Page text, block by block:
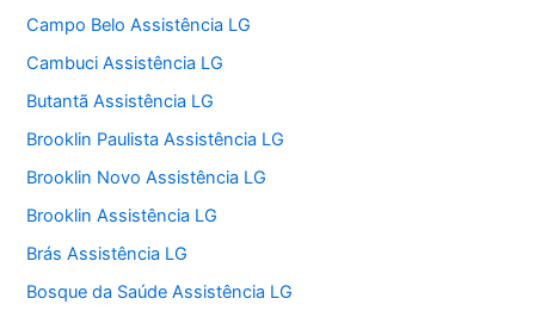
Campo Belo Assistência LG
Cambuci Assistência LG
Butantã Assistência LG
Brooklin Paulista Assistência LG
Brooklin Novo Assistência LG
Brooklin Assistência LG
Brás Assistência LG
Bosque da Saúde Assistência LG